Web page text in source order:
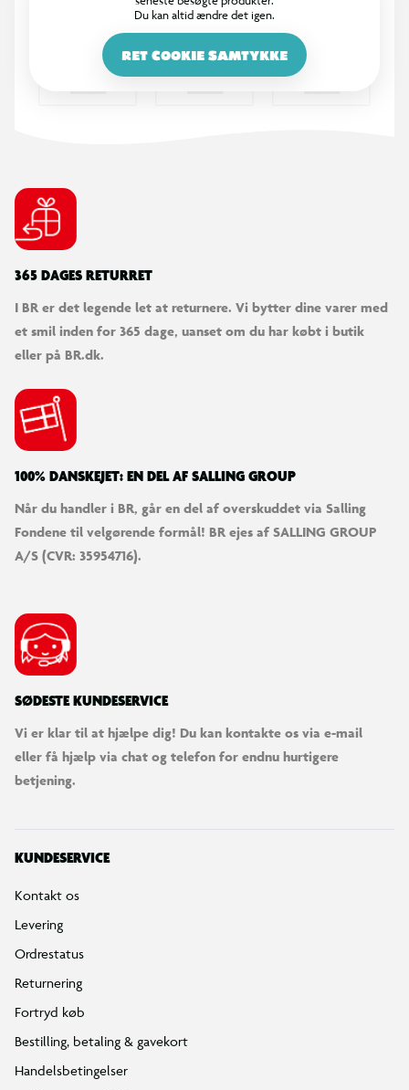
Foldemadrassen indeholder ikke bromerede
Specifikationer:
Mål sammenfoldet:L: 66,6 x B: 70 x H: 36 cm
Mål udfoldet:
Du kan altid ændre det igen.
RET COOKIE SAMTYKKE
365 DAGES RETURRET
I BR er det legende let at returnere. Vi bytter dine varer med
et smil inden for 365 dage, uanset om du har købt i butik
eller på BR.dk.
100% DANSKEJET: EN DEL AF SALLING GROUP
Når du handler i BR, går en del af overskuddet via Salling
Fondene til velgørende formål! BR ejes af SALLING GROUP
A/S (CVR: 35954716).
SØDESTE KUNDESERVICE
Vi er klar til at hjælpe dig! Du kan kontakte os via e-mail
eller få hjælp via chat og telefon for endnu hurtigere
betjening.
KUNDESERVICE
Kontakt os
Levering
Ordrestatus
Returnering
Fortryd køb
Bestilling, betaling & gavekort
Handelsbetingelser